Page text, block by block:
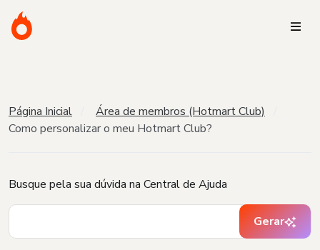
Página Inicial
Área de membros (Hotmart Club)
Como personalizar o meu Hotmart Club?
Busque pela sua dúvida na Central de Ajuda
Gerar